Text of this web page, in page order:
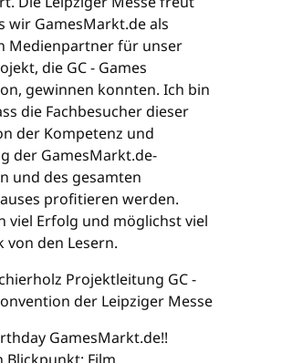
wir GamesMarkt.de als
Medienpartner für unser
die GC - Games
gewinnen konnten. Ich bin
die Fachbesucher dieser
der Kompetenz und
der GamesMarkt.de-
und des gesamten
profitieren werden.
viel Erfolg und möglichst viel
von den Lesern.
Projektleitung GC -
der Leipziger Messe
GamesMarkt.de!!